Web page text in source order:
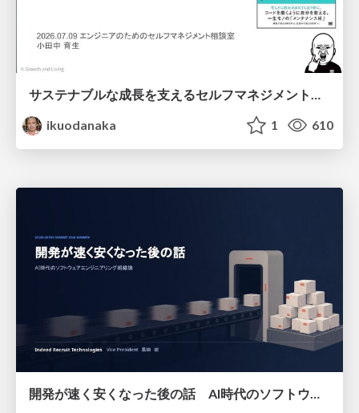
サステナブルな成長を支えるセルフマネジメントの技術/Self Management skill for growth
ikuodanaka
1 610